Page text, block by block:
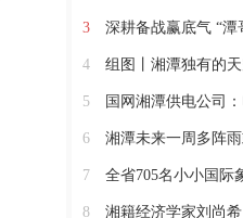
3 深耕备战赢底气 “潭
4 组图丨湘潭独有的天空蓝
5 国网湘潭供电公司：电力隐
6 湘潭未来一周多阵
7 全省705名小小国际
8 湘籍经济学家刘尚希：用单一